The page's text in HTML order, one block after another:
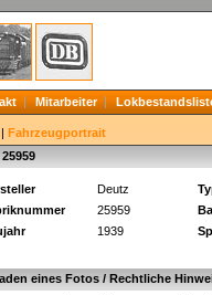
Mitarbeiter
| Fahrzeugportrait
Deutz
25959
1939
eines Fotos / Rechtliche